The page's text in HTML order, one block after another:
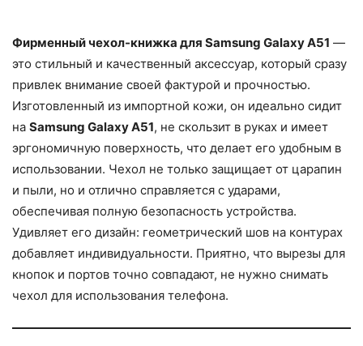
Фирменный чехол-книжка для Samsung Galaxy A51 —
это стильный и качественный аксессуар, который сразу
привлек внимание своей фактурой и прочностью.
Изготовленный из импортной кожи, он идеально сидит
на Samsung Galaxy A51, не скользит в руках и имеет
эргономичную поверхность, что делает его удобным в
использовании. Чехол не только защищает от царапин
и пыли, но и отлично справляется с ударами,
обеспечивая полную безопасность устройства.
Удивляет его дизайн: геометрический шов на контурах
добавляет индивидуальности. Приятно, что вырезы для
кнопок и портов точно совпадают, не нужно снимать
чехол для использования телефона.